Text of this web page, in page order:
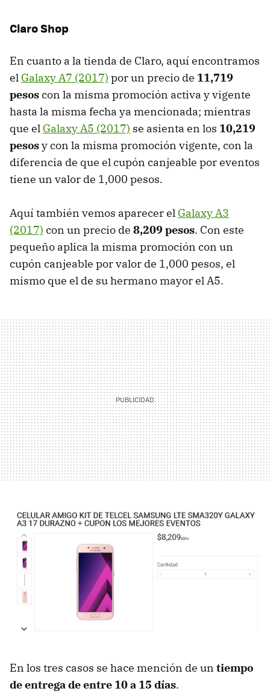
Claro Shop
En cuanto a la tienda de Claro, aquí encontramos
el Galaxy A7 (2017) por un precio de 11,719
pesoscon la misma promoción activa y vigente
hasta la misma fecha ya mencionada; mientras
que el Galaxy A5 (2017) se asienta en los 10,219
pesosy con la misma promoción vigente, con la
diferencia de que el cupón canjeable por eventos
tiene un valor de 1,000 pesos.
Aquí también vemos aparecer el Galaxy A3
(2017) con un precio de 8,209 pesos. Con este
pequeño aplica la misma promoción con un
cupón canjeable por valor de 1,000 pesos, el
mismo que el de su hermano mayor el A5.
En los tres casos se hace mención de un tiempo
de entrega de entre 10 a 15 días.